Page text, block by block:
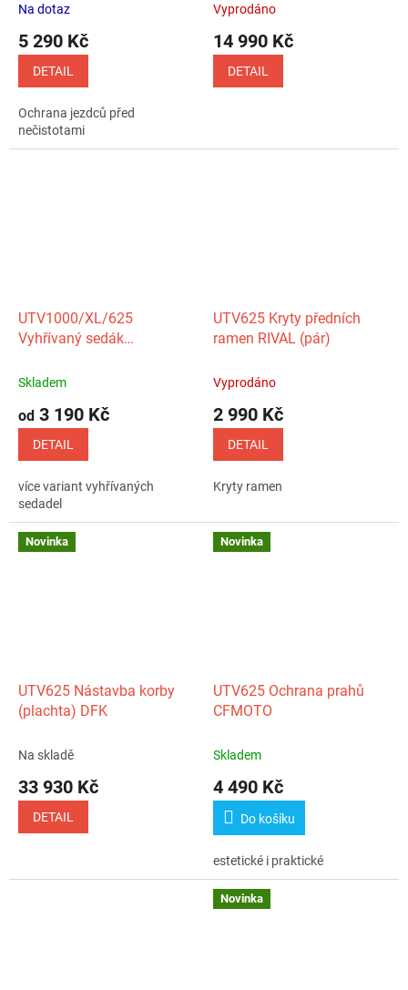
Na dotaz
5 290 Kč
DETAIL
Ochrana jezdců před
nečistotami
Vyprodáno
14 990 Kč
DETAIL
UTV1000/XL/625
Vyhřívaný sedák
Skladem
od 3 190 Kč
DETAIL
více variant vyhřívaných
sedadel
UTV625 Kryty předních
ramen RIVAL (pár)
Vyprodáno
2 990 Kč
DETAIL
Kryty ramen
Novinka
UTV625 Nástavba korby
(plachta) DFK
Na skladě
33 930 Kč
DETAIL
Novinka
UTV625 Ochrana prahů
CFMOTO
Skladem
4 490 Kč
Do košíku
estetické i praktické
Novinka